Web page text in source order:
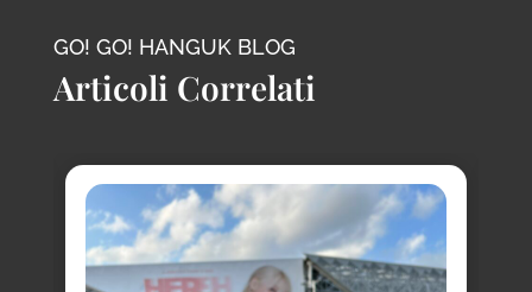
GO! GO! HANGUK BLOG
Articoli Correlati